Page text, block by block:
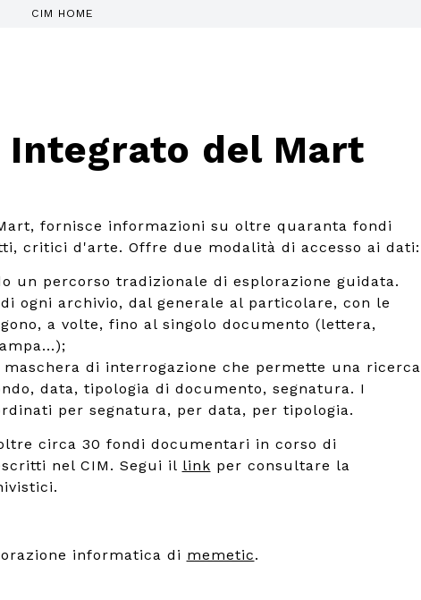
CIM HOME
Integrato del Mart
fornisce informazioni su oltre quaranta fondi
critici d'arte. Offre due modalità di accesso ai dati:
un percorso tradizionale di esplorazione guidata.
ogni archivio, dal generale al particolare, con le
a volte, fino al singolo documento (lettera,
di interrogazione che permette una ricerca
data, tipologia di documento, segnatura. I
per segnatura, per data, per tipologia.
circa 30 fondi documentari in corso di
nel CIM. Segui il link per consultare la
informatica di memetic.